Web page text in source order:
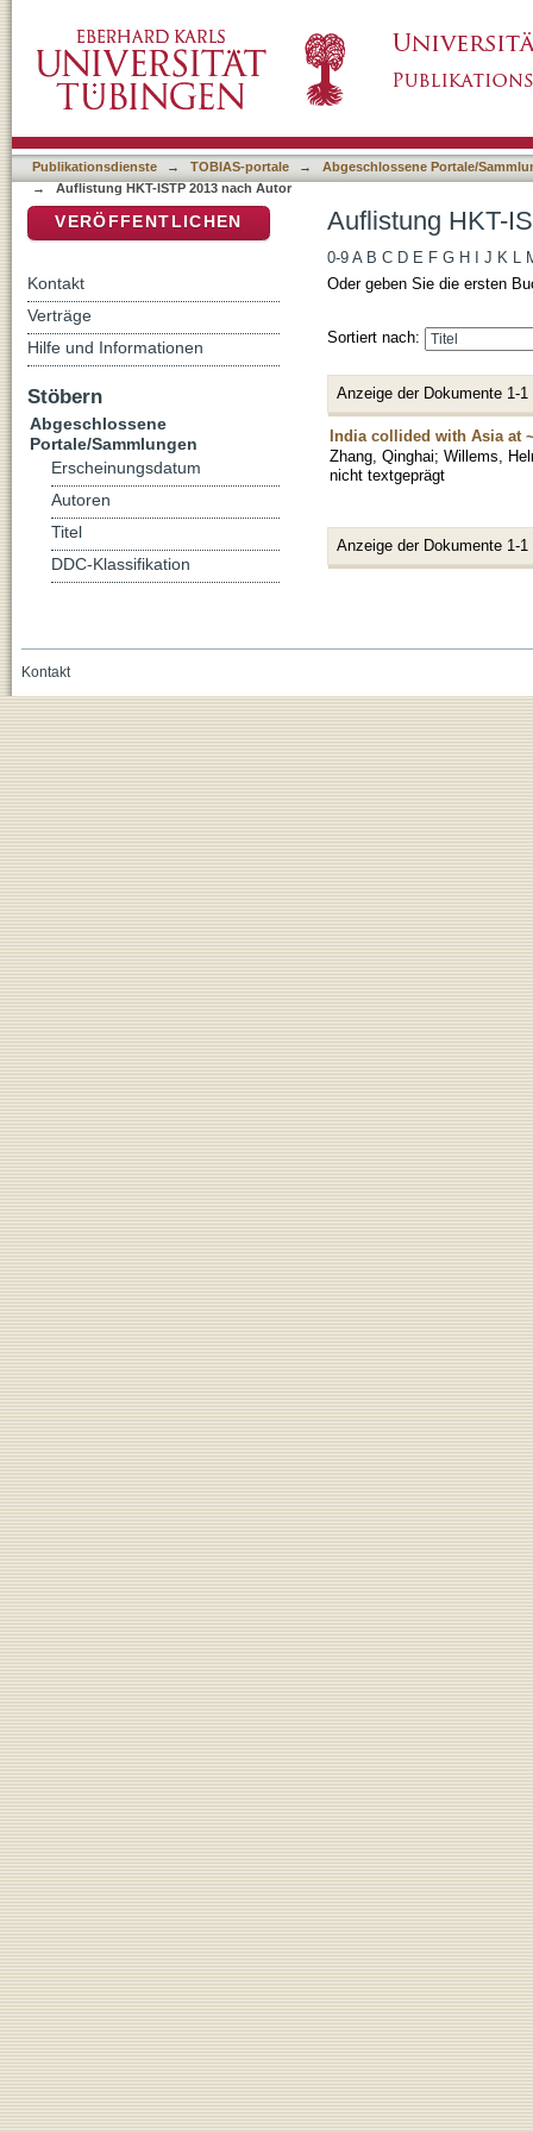
Publikationsdienste → TOBIAS-portale →
Abgeschlossene Portale/
→
Auflistung HKT-ISTP 2013 nach Autor
Auflistung HKT-
0-9 A B C D E F G H J K L
Oder geben Sie die ersten
Sortiert nach:
Anzeige der Dokumente 1-1
India collided with Asia at
Zhang, Qinghai; Willems,
nicht textgeprägt
Anzeige der Dokumente 1-1
VERÖFFENTLICHEN
Kontakt
Verträge
Hilfe und Informationen
Stöbern
Abgeschlossene
Portale/Sammlungen
Erscheinungsdatum
Autoren
Titel
DDC-Klassifikation
Kontakt